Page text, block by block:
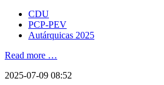
CDU
PCP-PEV
Autárquicas 2025
Read more …
2025-07-09 08:52